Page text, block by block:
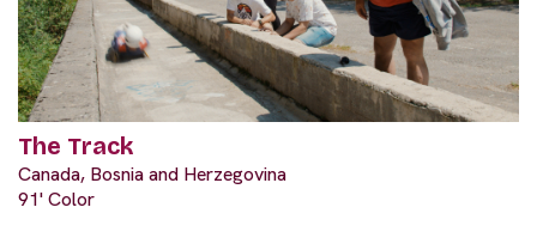
The Track
Canada, Bosnia and Herzegovina
91' Color